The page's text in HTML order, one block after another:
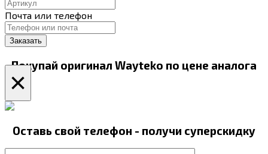
Почта или телефон
Покупай оригинал Wayteko по цене аналога
×
Оставь свой телефон - получи суперскидку